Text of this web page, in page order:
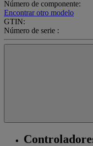
Número de componente:
Encontrar otro modelo
GTIN:
Número de serie :